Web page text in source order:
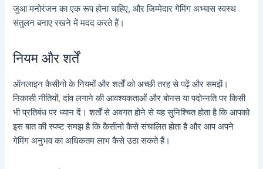
जुआ मनोरंजन का एक रूप होना चाहिए, और जिम्मेदार गेमिंग अभ्यास स्वस्थ
संतुलन बनाए रखने में मदद करते हैं।
नियम और शर्तें
ऑनलाइन कैसीनो के नियमों और शर्तों को अच्छी तरह से पढ़ें और समझें।
निकासी नीतियों, दांव लगाने की आवश्यकताओं और बोनस या पदोन्नति पर किसी
भी प्रतिबंध पर ध्यान दें। शर्तों से अवगत होने से यह सुनिश्चित होता है कि आपको
इस बात की स्पष्ट समझ है कि कैसीनो कैसे संचालित होता है और आप अपने
गेमिंग अनुभव का अधिकतम लाभ कैसे उठा सकते हैं।